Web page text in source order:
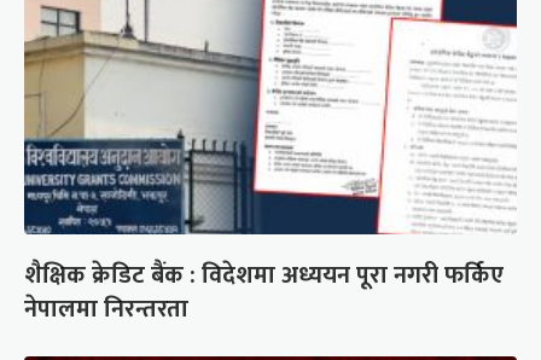
शैक्षिक क्रेडिट बैंक : विदेशमा अध्ययन पूरा नगरी फर्किए
नेपालमा निरन्तरता